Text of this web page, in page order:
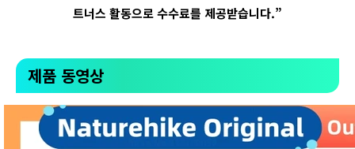
트너스 활동으로 수수료를 제공받습니다.”
제품 동영상